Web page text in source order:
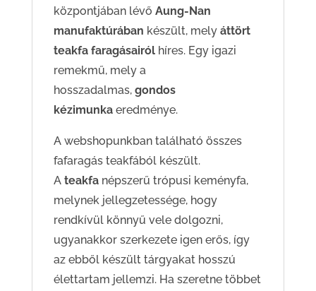
központjában lévő Aung-Nan
manufaktúrában készült, mely áttört
teakfa faragásairól híres. Egy igazi
remekmű, mely a
hosszadalmas, gondos
kézimunkaeredménye.
A webshopunkban található összes
fafaragás teakfából készült.
A teakfanépszerű trópusi keményfa,
melynek jellegzetessége, hogy
rendkívül könnyű vele dolgozni,
ugyanakkor szerkezete igen erős, így
az ebből készült tárgyakat hosszú
élettartam jellemzi. Ha szeretne többet